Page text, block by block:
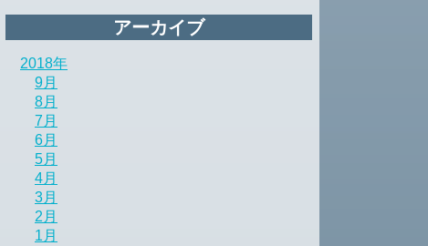
アーカイブ
2018年
9月
8月
7月
6月
5月
4月
3月
2月
1月